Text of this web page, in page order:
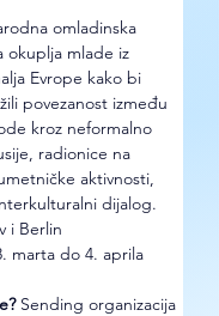
omladinska
okuplja mlade iz
Evrope kako bi
povezanost između
kroz neformalno
radionice na
aktivnosti,
dijalog.
i Berlin
marta do 4. aprila
Sending organizacija